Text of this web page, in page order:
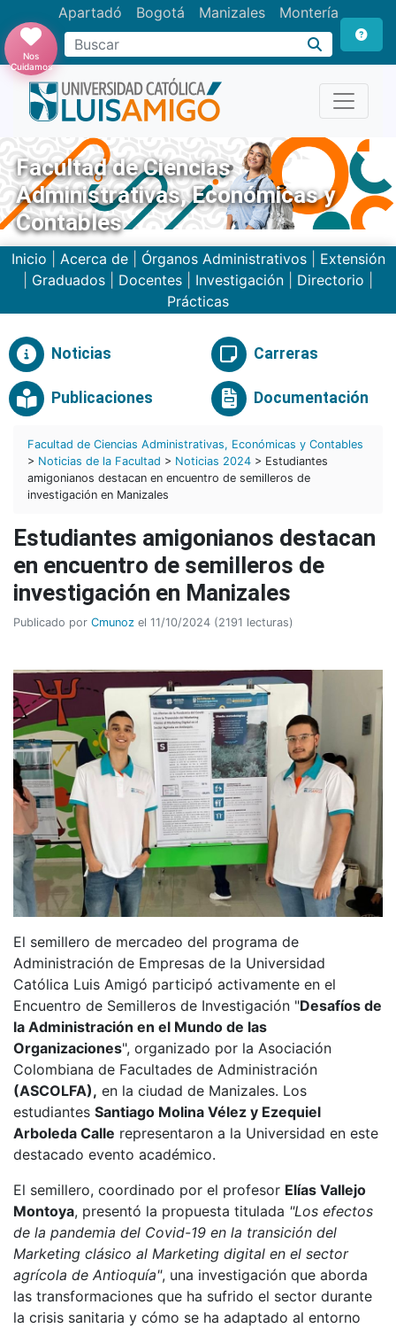
Apartadó Bogotá Manizales Montería
Buscar
Nos
Cuidamos
Facultad de Ciencias
Administrativas, Económicas y
Contables
Inicio Acerca de| Órganos Administrativos| Extensión
Graduados Docentes Investigación Directorio
Prácticas
Noticias Carreras
Publicaciones Documentación
Facultad de Ciencias Administrativas, Económicas y Contables
> Noticias de la Facultad > Noticias 2024 > Estudiantes
amigonianos destacan en encuentro de semilleros de
investigación en Manizales
Estudiantes amigonianos destacan
en encuentro de semilleros de
investigación en Manizales
Publicado por Cmunoz el 11/10/2024 (2191 lecturas)
El semillero de mercadeo del programa de
Administración de Empresas de la Universidad
Católica Luis Amigó participó activamente en el
Encuentro de Semilleros de Investigación "Desafíos de
la Administración en el Mundo de las
Organizaciones", organizado por la Asociación
Colombiana de Facultades de Administración
(ASCOLFA), en la ciudad de Manizales. Los
estudiantes Santiago Molina Vélez y Ezequiel
Arboleda Calle representaron a la Universidad en este
destacado evento académico.
El semillero, coordinado por el profesor Elías Vallejo
Montoya, presentó la propuesta titulada "Los efectos
de la pandemia del Covid-19 en la transición del
Marketing clásico al Marketing digital en el sector
agrícola de Antioquía", una investigación que aborda
las transformaciones que ha sufrido el sector durante
la crisis sanitaria y cómo se ha adaptado al entorno